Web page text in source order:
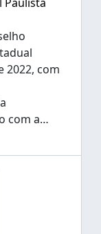
2022, com
com a…